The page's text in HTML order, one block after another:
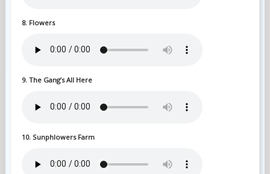
8. Flowers
9. The Gang’s All Here
10. Sunphlowers Farm